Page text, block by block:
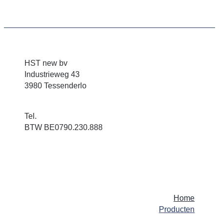
HST new bv
Industrieweg 43
3980 Tessenderlo
Tel.
BTW BE0790.230.888
Home
Producten